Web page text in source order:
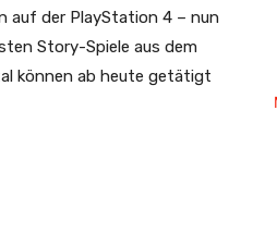
auf der PlayStation 4 – nun
Story-Spiele aus dem
können ab heute getätigt